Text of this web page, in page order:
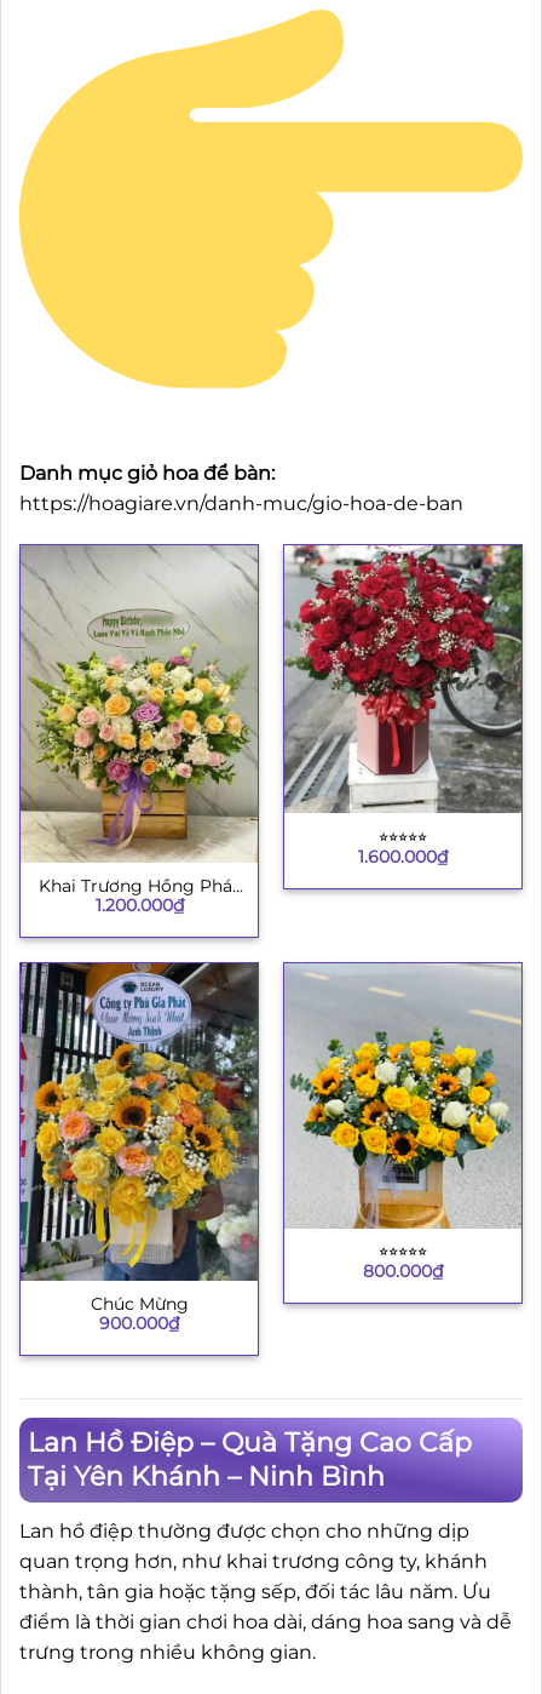
Danh mục giỏ hoa để bàn:
https://hoagiare.vn/danh-muc/gio-hoa-de-ban
Khai Trương Hồng Phát
4
1.200.000₫
⭐︎⭐︎⭐︎⭐︎⭐︎
1.600.000₫
Chúc Mừng
900.000₫
⭐︎⭐︎⭐︎⭐︎⭐︎
800.000₫
Lan Hồ Điệp – Quà Tặng Cao Cấp
Tại Yên Khánh – Ninh Bình
Lan hồ điệp thường được chọn cho những dịp
quan trọng hơn, như khai trương công ty, khánh
thành, tân gia hoặc tặng sếp, đối tác lâu năm. Ưu
điểm là thời gian chơi hoa dài, dáng hoa sang và dễ
trưng trong nhiều không gian.